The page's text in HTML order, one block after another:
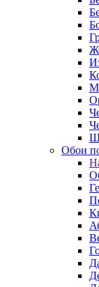
Обои